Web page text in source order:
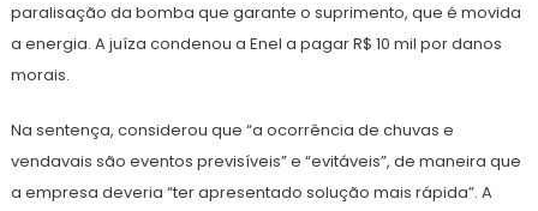
paralisação da bomba que garante o suprimento, que é movida
a energia. A juíza condenou a Enel a pagar R$ 10 mil por danos
morais.
Na sentença, considerou que “a ocorrência de chuvas e
vendavais são eventos previsíveis” e “evitáveis”, de maneira que
a empresa deveria “ter apresentado solução mais rápida”. A